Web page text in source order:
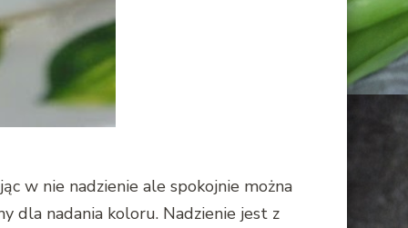
w nie nadzienie ale spokojnie można
dla nadania koloru. Nadzienie jest z